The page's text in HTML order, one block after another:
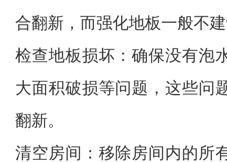
合翻新，而强化地板一般不
检查地板损坏：确保没有泡
大面积破损等问题，这些问
翻新。
清空房间：移除房间内的所